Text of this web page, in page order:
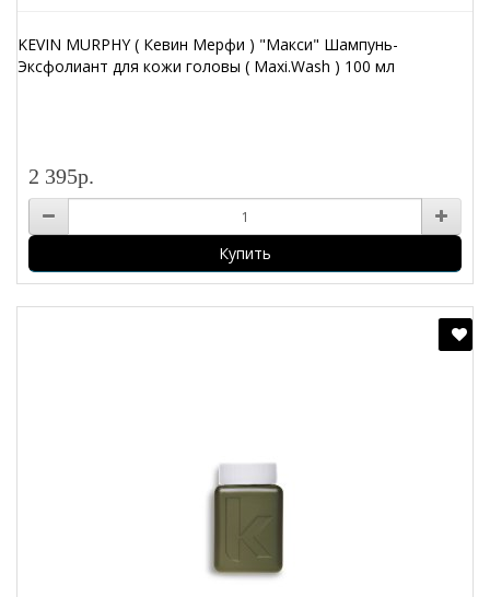
KEVIN MURPHY ( Кевин Мерфи ) "Макси" Шампунь-
Эксфолиант для кожи головы ( Maxi.Wash ) 100 мл
2 395р.
Купить